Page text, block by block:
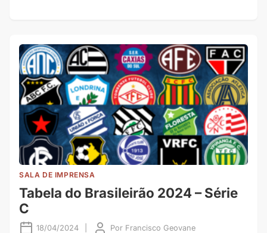
SALA DE IMPRENSA
Tabela do Brasileirão 2024 – Série
C
18/04/2024 Por Francisco Geovane